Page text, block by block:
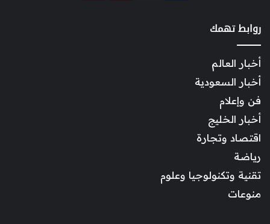
روابط تهمك
أخبار العالم
أخبار السعودية
فن وإعلام
أخبار الخليج
اقتصاد وتجارة
رياضة
تقنية وتكنولوجيا وعلوم
منوعات